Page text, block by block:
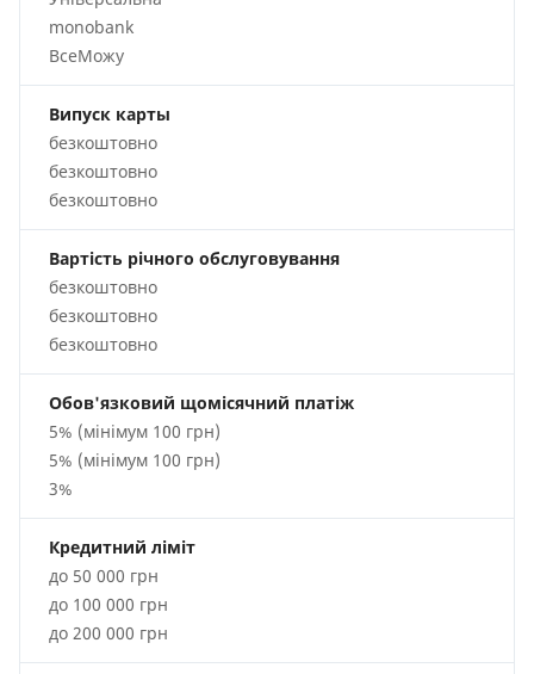
monobank
ВсеМожу
Випуск карты
безкоштовно
безкоштовно
безкоштовно
Вартість річного обслуговування
безкоштовно
безкоштовно
безкоштовно
Обов'язковий щомісячний платіж
5% (мінімум 100 грн)
5% (мінімум 100 грн)
3%
Кредитний ліміт
до 50 000 грн
до 100 000 грн
до 200 000 грн